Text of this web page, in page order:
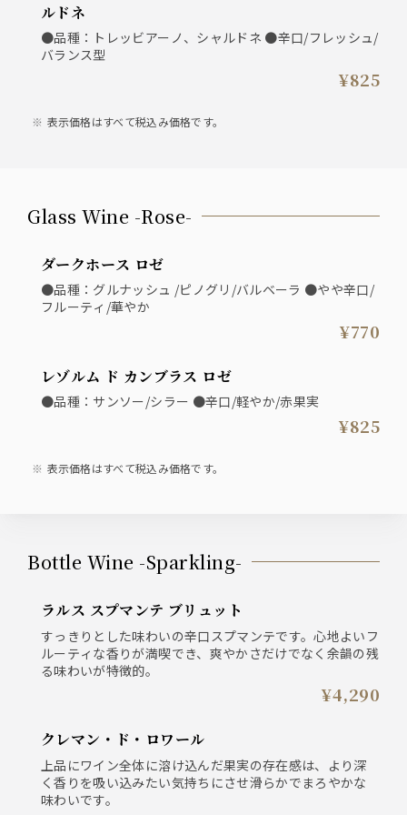
ルドネ
●品種：トレッビアーノ、シャルドネ ●辛口/フレッシュ/
バランス型
¥825
表示価格はすべて税込み価格です。
Glass Wine -Rose-
ダークホース ロゼ
●品種：グルナッシュ /ピノグリ/バルベーラ ●やや辛口/
フルーティ/華やか
¥770
レゾルム ド カンブラス ロゼ
●品種：サンソー/シラー ●辛口/軽やか/赤果実
¥825
表示価格はすべて税込み価格です。
Bottle Wine -Sparkling-
ラルス スプマンテ ブリュット
すっきりとした味わいの辛口スプマンテです。心地よいフ
ルーティな香りが満喫でき、爽やかさだけでなく余韻の残
る味わいが特徴的。
¥4,290
クレマン・ド・ロワール
上品にワイン全体に溶け込んだ果実の存在感は、より深
く香りを吸い込みたい気持ちにさせ滑らかでまろやかな
味わいです。